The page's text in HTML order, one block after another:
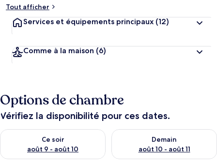
Tout afficher
Services et équipements principaux (12)
Comme à la maison (6)
Options de chambre
Vérifiez la disponibilité pour ces dates.
Ce soir
août 9 - août 10
Vérifier la disponibilité pour ce soir août 9 - août 10
Demain
août 10 - août 11
Vérifier la disponibilité pour